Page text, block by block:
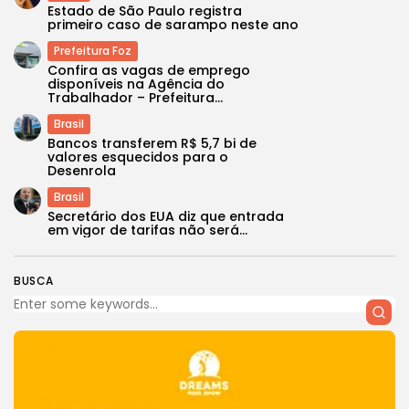
BUSCA
Estado de São Paulo registra
primeiro caso de sarampo neste ano
Prefeitura Foz
Confira as vagas de emprego
disponíveis na Agência do
Trabalhador – Prefeitura...
Brasil
Bancos transferem R$ 5,7 bi de
valores esquecidos para o
Desenrola
Brasil
Secretário dos EUA diz que entrada
em vigor de tarifas não será...